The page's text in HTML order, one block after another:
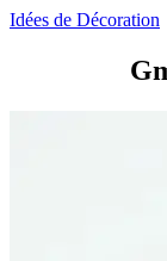
Idées de Décoration